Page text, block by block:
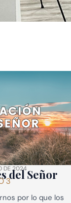
DE 2024
del Señor
3
por lo que los